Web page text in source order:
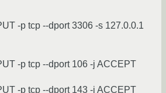
-p tcp --dport 3306 -s 127.0.0.1
-p tcp --dport 106 -j ACCEPT
-p tcp --dport 143 -j ACCEPT